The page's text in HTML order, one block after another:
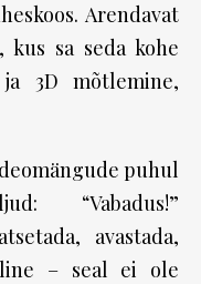
Arendavat
sa seda kohe
3D mõtlemine,
puhul
“Vabadus!”
avastada,
– seal ei ole